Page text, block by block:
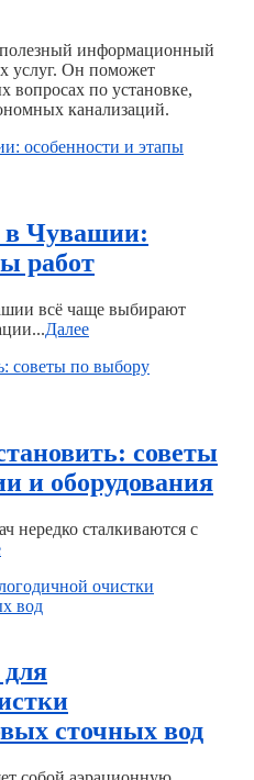
информационный
услуг. Он поможет
вопросах по установке,
канализаций.
в Чувашии:
работ
всё чаще выбирают
Далее
советы
и оборудования
нередко сталкиваются с
сточных вод